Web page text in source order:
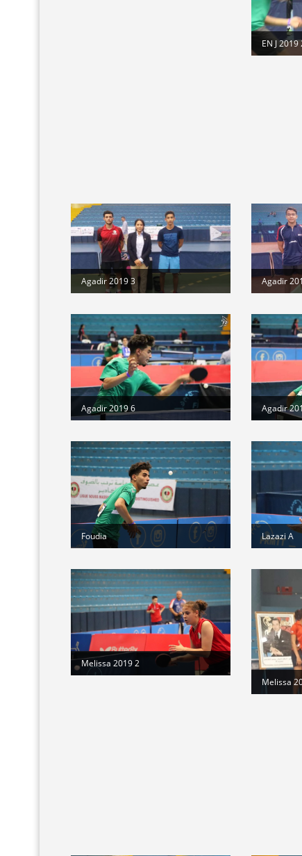
EN J 2019
Agadir 2019 3 Agadir
Agadir 2019 6 Agadir
Foudia Lazazi A
Melissa 2019 2
Melissa